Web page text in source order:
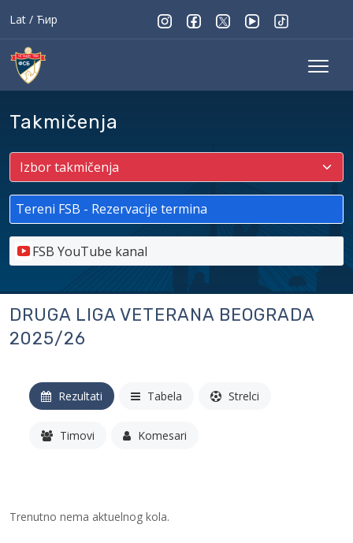
Lat / Ћир
Takmičenja
Tereni FSB - Rezervacije termina
FSB YouTube kanal
DRUGA LIGA VETERANA BEOGRADA
2025/26
Rezultati Tabela Strelci
Timovi Komesari
Trenutno nema aktuelnog kola.